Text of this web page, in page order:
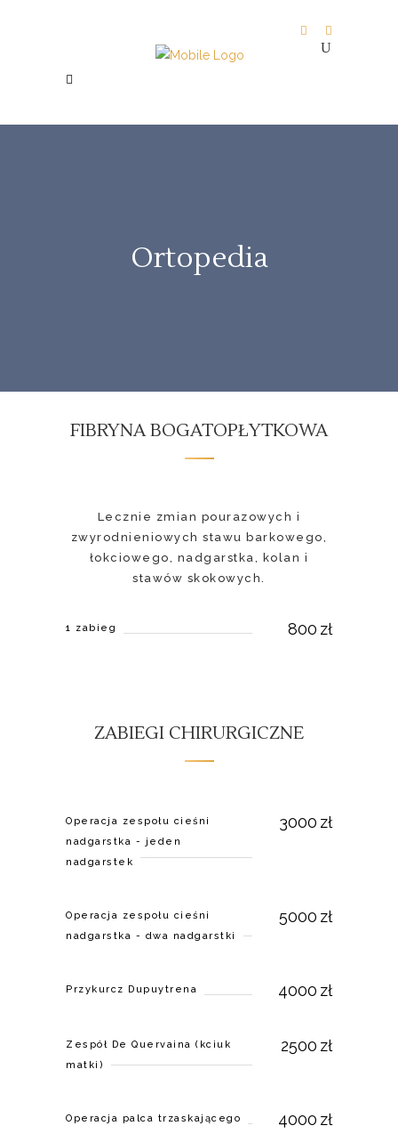
Ortopedia
FIBRYNA BOGATOPŁYTKOWA
Lecznie zmian pourazowych i
zwyrodnieniowych stawu barkowego,
łokciowego, nadgarstka, kolan i
stawów skokowych.
1 zabieg 800 zł
ZABIEGI CHIRURGICZNE
Operacja zespołu cieśni
nadgarstka - jeden
nadgarstek
3000 zł
Operacja zespołu cieśni
nadgarstka - dwa nadgarstki
5000 zł
Przykurcz Dupuytrena 4000 zł
Zespół De Quervaina (kciuk
matki)
2500 zł
Operacja palca trzaskającego 4000 zł